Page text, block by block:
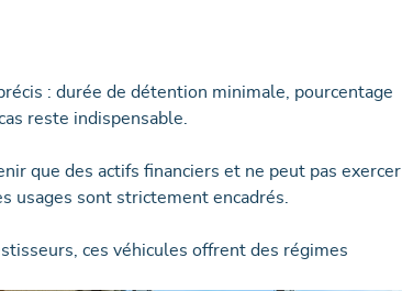
: durée de détention minimale, pourcentage
reste indispensable.
que des actifs financiers et ne peut pas exercer
usages sont strictement encadrés.
ces véhicules offrent des régimes